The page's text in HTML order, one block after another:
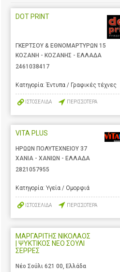
DOT PRINT
ΓΚΕΡΤΣΟΥ & ΕΘΝΟΜΑΡΤΥΡΩΝ 15
ΚΟΖΑΝΗ - ΚΟΖΑΝΗΣ - ΕΛΛΑΔΑ
2461038417
Κατηγορία: Έντυπα / Γραφικές τέχνες
ΙΣΤΟΣΕΛΙΔΑ ΠΕΡΙΣΣΟΤΕΡΑ
VITA PLUS
ΗΡΩΩΝ ΠΟΛΥΤΕΧΝΕΙΟΥ 37
ΧΑΝΙΑ - ΧΑΝΙΩΝ - ΕΛΛΑΔΑ
2821057955
Κατηγορία: Υγεία / Ομορφιά
ΙΣΤΟΣΕΛΙΔΑ ΠΕΡΙΣΣΟΤΕΡΑ
ΜΑΡΓΑΡΙΤΗΣ ΝΙΚΟΛΑΟΣ
| ΨΥΚΤΙΚΟΣ ΝΕΟ ΣΟΥΛΙ
ΣΕΡΡΕΣ
Νέο Σούλι 621 00, Ελλάδα